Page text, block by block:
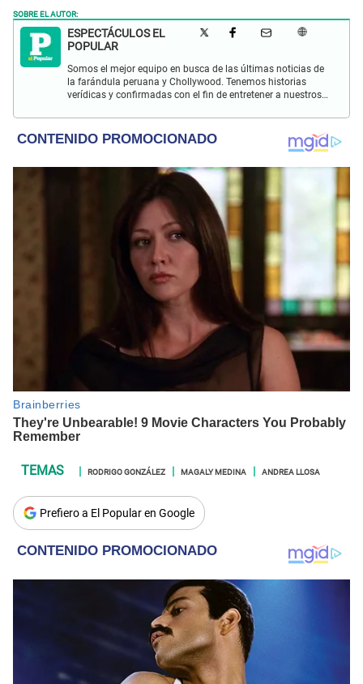
SOBRE EL AUTOR:
ESPECTÁCULOS EL
POPULAR
Somos el mejor equipo en busca de las últimas noticias de
la farándula peruana y Chollywood. Tenemos historias
verídicas y confirmadas con el fin de entretener a nuestros
RODRIGO GONZÁLEZ MAGALY MEDINA ANDREA LLOSA
Prefiero a El Popular en Google